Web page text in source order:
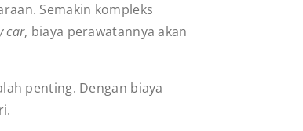
Semakin kompleks
car, biaya perawatannya akan
penting. Dengan biaya